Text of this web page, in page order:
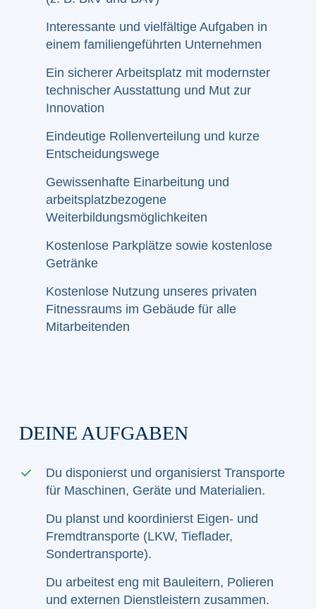
Interessante und vielfältige Aufgaben in
einem familiengeführten Unternehmen
Ein sicherer Arbeitsplatz mit modernster
technischer Ausstattung und Mut zur
Innovation
Eindeutige Rollenverteilung und kurze
Entscheidungswege
Gewissenhafte Einarbeitung und
arbeitsplatzbezogene
Weiterbildungsmöglichkeiten
Kostenlose Parkplätze sowie kostenlose
Getränke
Kostenlose Nutzung unseres privaten
Fitnessraums im Gebäude für alle
Mitarbeitenden
DEINE AUFGABEN
Du disponierst und organisierst Transporte
für Maschinen, Geräte und Materialien.
Du planst und koordinierst Eigen- und
Fremdtransporte (LKW, Tieflader,
Sondertransporte).
Du arbeitest eng mit Bauleitern, Polieren
und externen Dienstleistern zusammen.